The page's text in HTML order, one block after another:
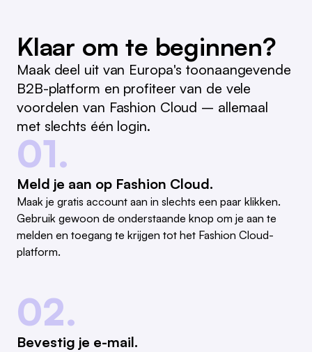
Klaar om te beginnen?
Maak deel uit van Europa's toonaangevende
B2B-platform en profiteer van de vele
voordelen van Fashion Cloud – allemaal
met slechts één login.
01.
Meld je aan op Fashion Cloud.
Maak je gratis account aan in slechts een paar klikken.
Gebruik gewoon de onderstaande knop om je aan te
melden en toegang te krijgen tot het Fashion Cloud-
platform.
02.
Bevestig je e-mail.